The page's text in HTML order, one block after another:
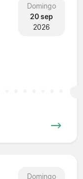
Domingo
20 sep
2026
Domingo